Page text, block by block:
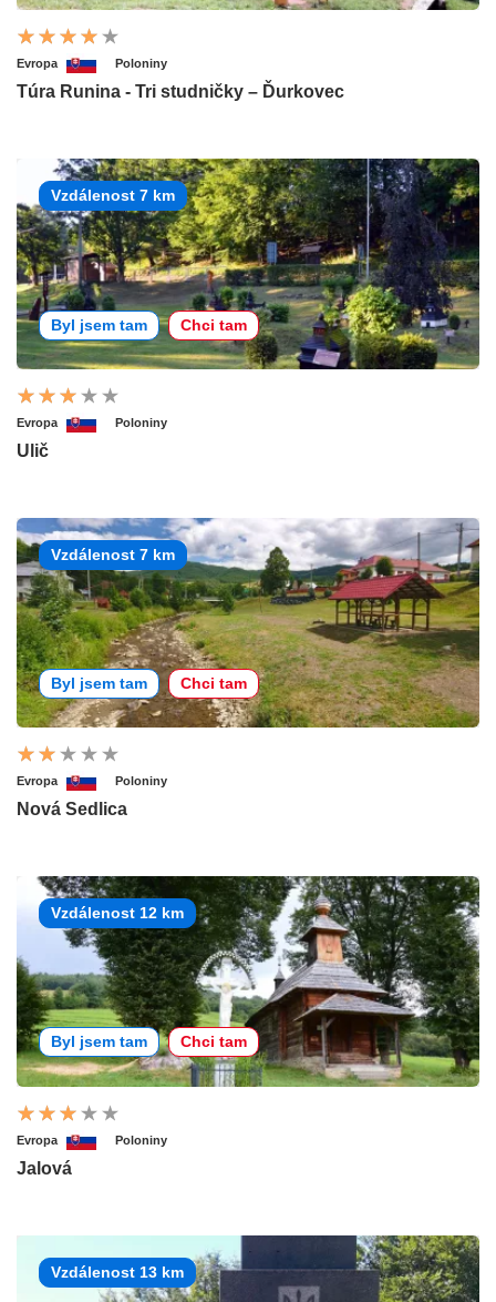
Evropa Poloniny
Túra Runina - Tri studničky – Ďurkovec
Vzdálenost 7 km
Byl jsem tam Chci tam
Evropa Poloniny
Ulič
Vzdálenost 7 km
Byl jsem tam Chci tam
Evropa Poloniny
Nová Sedlica
Vzdálenost 12 km
Byl jsem tam Chci tam
Evropa Poloniny
Jalová
Vzdálenost 13 km